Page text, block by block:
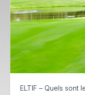
ELTIF – Quels sont